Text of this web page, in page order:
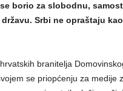
borio za slobodnu,
Srbi ne opraštaju
branitelja
se priopćenju za medije